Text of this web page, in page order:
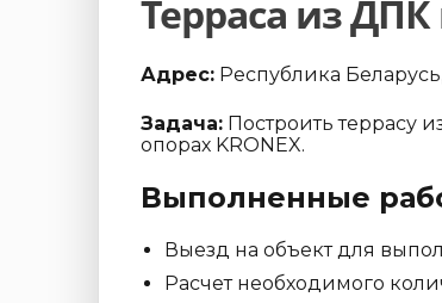
Терраса из
Адрес: Республика
Задача: Построить террасу
опорах KRONEX.
Выполненные
Выезд на объект для
Расчет необходимого